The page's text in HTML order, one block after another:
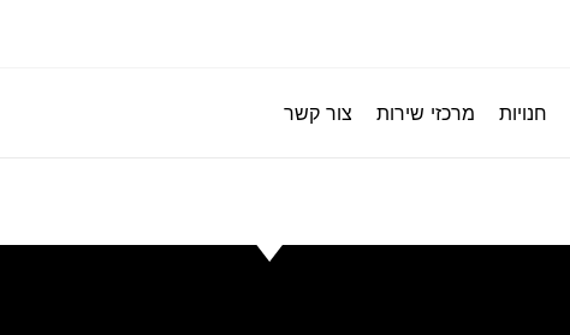
חנויות מרכזי שירות צור קשר